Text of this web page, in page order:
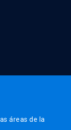
áreas de la